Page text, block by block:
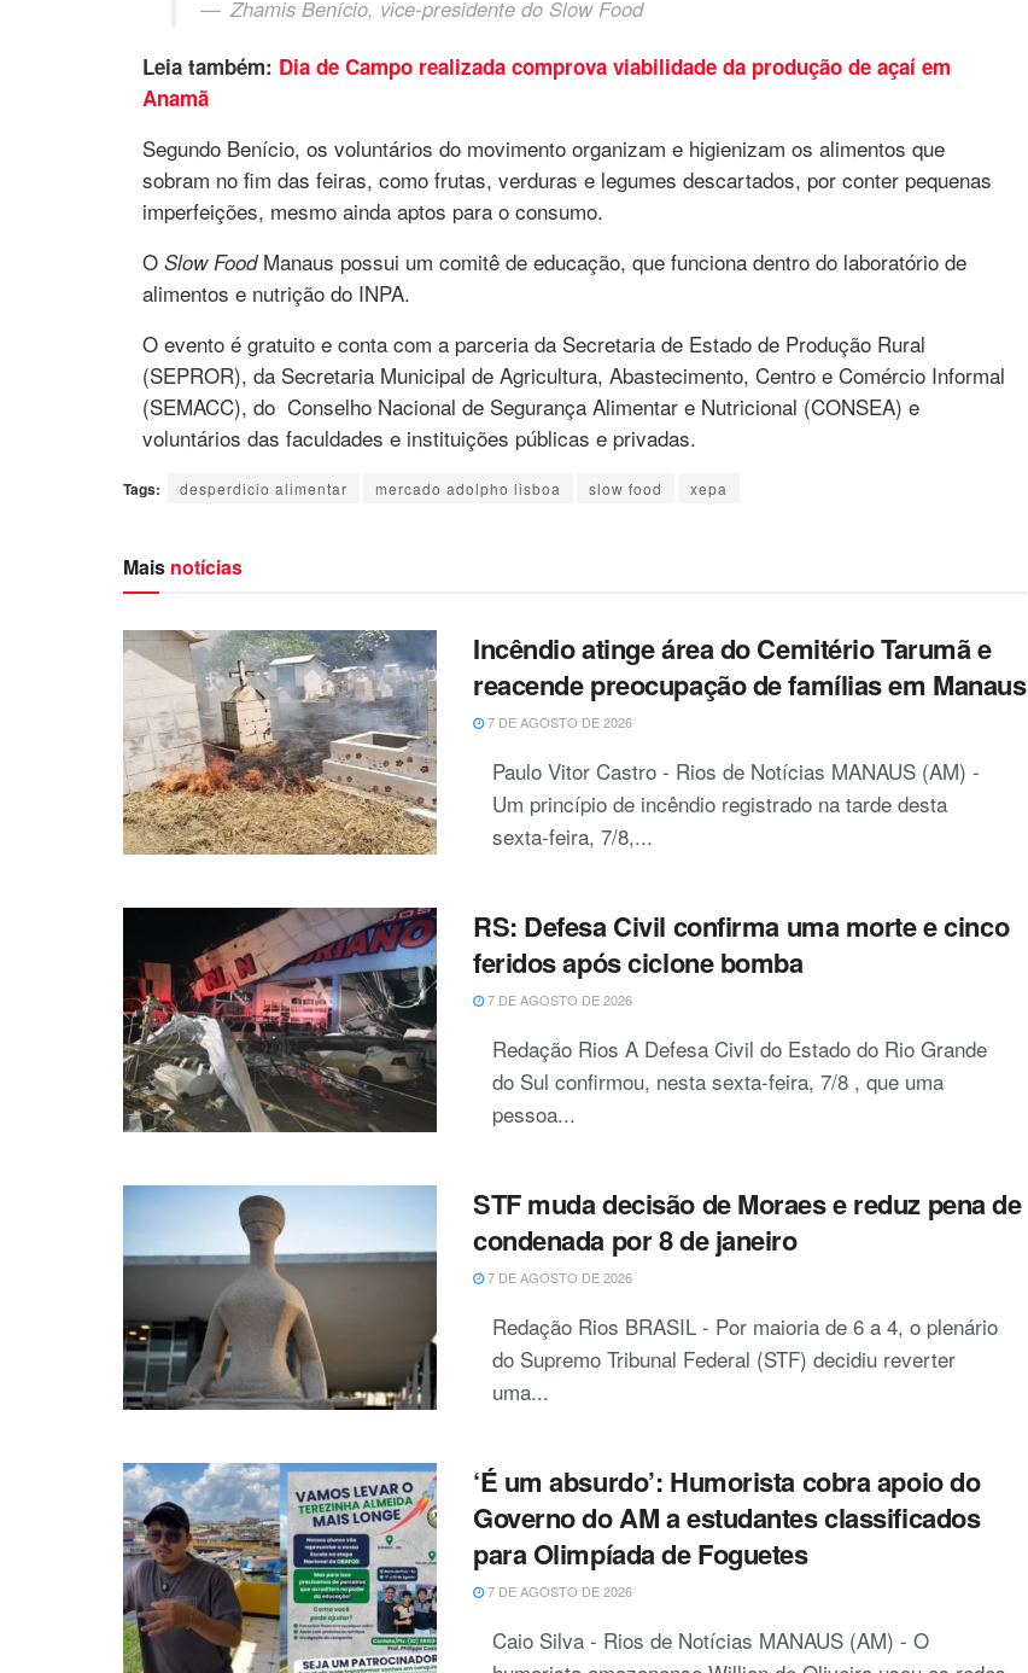
Zhamis Benício, vice-presidente do Slow Food
Leia também: Dia de Campo realizada comprova viabilidade da produção de açaí em
Anamã
Segundo Benício, os voluntários do movimento organizam e higienizam os alimentos que
sobram no fim das feiras, como frutas, verduras e legumes descartados, por conter pequenas
imperfeições, mesmo ainda aptos para o consumo.
O Slow FoodManaus possui um comitê de educação, que funciona dentro do laboratório de
alimentos e nutrição do INPA.
O evento é gratuito e conta com a parceria da Secretaria de Estado de Produção Rural
(SEPROR), da Secretaria Municipal de Agricultura, Abastecimento, Centro e Comércio Informal
(SEMACC), do Conselho Nacional de Segurança Alimentar e Nutricional (CONSEA) e
voluntários das faculdades e instituições públicas e privadas.
Tags: desperdicio alimentar mercado adolpho lisboa slow food xepa
Mais notícias
Incêndio atinge área do Cemitério Tarumã e
reacende preocupação de famílias em Manaus
7 DE AGOSTO DE 2026
Paulo Vitor Castro - Rios de Notícias MANAUS (AM) -
Um princípio de incêndio registrado na tarde desta
sexta-feira, 7/8,...
RS: Defesa Civil confirma uma morte e cinco
feridos após ciclone bomba
7 DE AGOSTO DE 2026
Redação Rios A Defesa Civil do Estado do Rio Grande
do Sul confirmou, nesta sexta-feira, 7/8 , que uma
pessoa...
STF muda decisão de Moraes e reduz pena de
condenada por 8 de janeiro
7 DE AGOSTO DE 2026
Redação Rios BRASIL - Por maioria de 6 a 4, o plenário
do Supremo Tribunal Federal (STF) decidiu reverter
uma...
‘É um absurdo’: Humorista cobra apoio do
Governo do AM a estudantes classificados
para Olimpíada de Foguetes
7 DE AGOSTO DE 2026
Caio Silva - Rios de Notícias MANAUS (AM) - O